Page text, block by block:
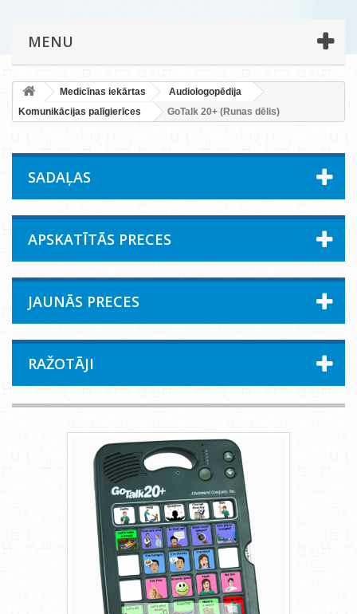
MENU
Medicīnas iekārtas
Audiologopēdija
Komunikācijas palīgierīces
GoTalk 20+ (Runas dēlis)
SADAĻAS
APSKATĪTĀS PRECES
JAUNĀS PRECES
RAŽOTĀJI